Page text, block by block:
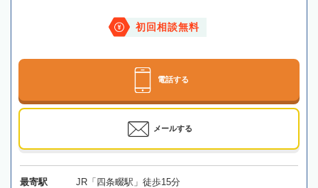
初回相談無料
電話する
メールする
最寄駅 JR「四条畷駅」徒歩15分